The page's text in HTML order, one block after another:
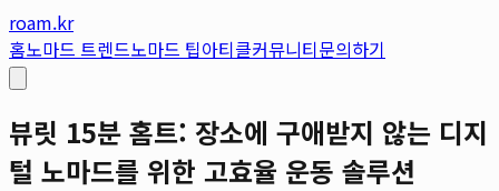
roam.kr
홈노마드 트렌드노마드 팁아티클커뮤니티문의하기
뷰릿 15분 홈트: 장소에 구애받지 않는 디지
털 노마드를 위한 고효율 운동 솔루션